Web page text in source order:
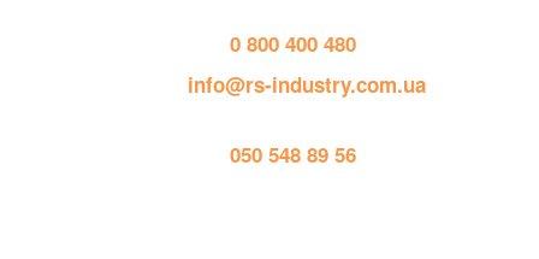
0 800 400 480
info@rs-industry.com.ua
050 548 89 56